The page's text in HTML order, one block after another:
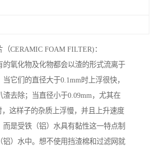
CERAMIC FOAM FILTER)：
的氧化物及化物都会以渣的形式流离于
它们的直径大于0.1mm时上浮很快，
渣去除；当直径小于0.09mm，尤其在
，这样子的杂质上浮慢，并且上升速度
而是受铁（铝）水具有黏性这一特点制
铝）水中。想不使用挡渣棉和过滤网就